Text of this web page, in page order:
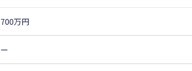
700万円
ー